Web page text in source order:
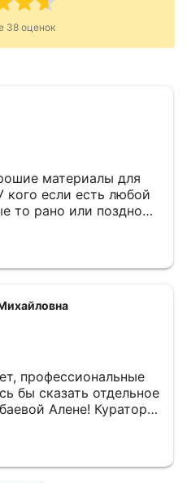
38 оценок
материалы для
то рано или поздно
профессиональные
бы сказать отдельное
Алене! Куратор
если есть